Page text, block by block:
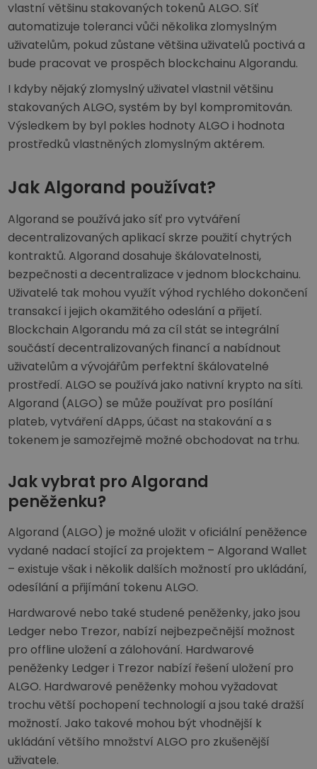
vlastní většinu stakovaných tokenů ALGO. Síť
automatizuje toleranci vůči několika zlomyslným
uživatelům, pokud zůstane většina uživatelů poctivá a
bude pracovat ve prospěch blockchainu Algorandu.
I kdyby nějaký zlomyslný uživatel vlastnil většinu
stakovaných ALGO, systém by byl kompromitován.
Výsledkem by byl pokles hodnoty ALGO i hodnota
prostředků vlastněných zlomyslným aktérem.
Jak Algorand používat?
Algorand se používá jako síť pro vytváření
decentralizovaných aplikací skrze použití chytrých
kontraktů. Algorand dosahuje škálovatelnosti,
bezpečnosti a decentralizace v jednom blockchainu.
Uživatelé tak mohou využít výhod rychlého dokončení
transakcí i jejich okamžitého odeslání a přijetí.
Blockchain Algorandu má za cíl stát se integrální
součástí decentralizovaných financí a nabídnout
uživatelům a vývojářům perfektní škálovatelné
prostředí. ALGO se používá jako nativní krypto na síti.
Algorand (ALGO) se může používat pro posílání
plateb, vytváření dApps, účast na stakování a s
tokenem je samozřejmě možné obchodovat na trhu.
Jak vybrat pro Algorand
peněženku?
Algorand (ALGO) je možné uložit v oficiální peněžence
vydané nadací stojící za projektem – Algorand Wallet
– existuje však i několik dalších možností pro ukládání,
odesílání a přijímání tokenu ALGO.
Hardwarové nebo také studené peněženky, jako jsou
Ledger nebo Trezor, nabízí nejbezpečnější možnost
pro offline uložení a zálohování. Hardwarové
peněženky Ledger i Trezor nabízí řešení uložení pro
ALGO. Hardwarové peněženky mohou vyžadovat
trochu větší pochopení technologií a jsou také dražší
možností. Jako takové mohou být vhodnější k
ukládání většího množství ALGO pro zkušenější
uživatele.